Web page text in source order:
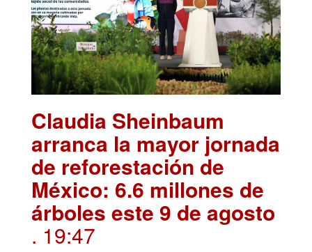
Claudia Sheinbaum
arranca la mayor jornada
de reforestación de
México: 6.6 millones de
árboles este 9 de agosto
. 19:47